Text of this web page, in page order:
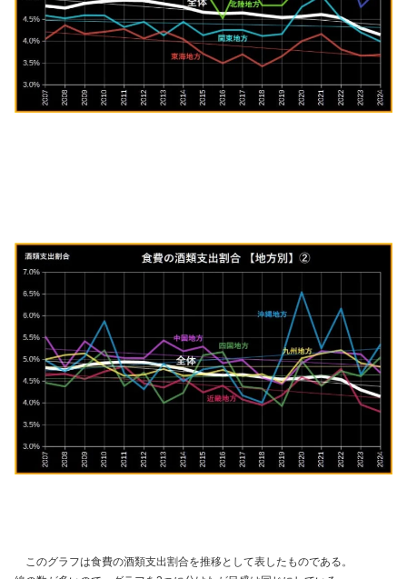
このグラフは食費の酒類支出割合を推移として表したものである。